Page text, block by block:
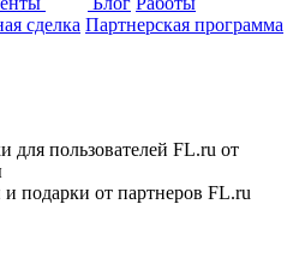
сделка Партнерская программа
для пользователей FL.ru от
подарки от партнеров FL.ru